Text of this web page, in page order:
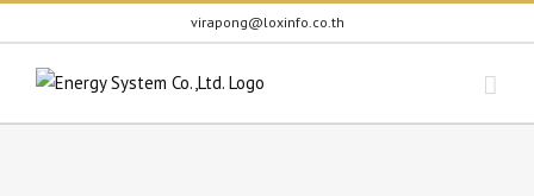
to
content
virapong@loxinfo.co.th